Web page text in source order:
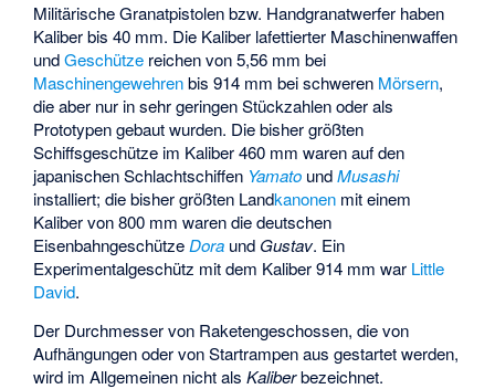
Militärische Granatpistolen bzw. Handgranatwerfer haben
Kaliber bis 40 mm. Die Kaliber lafettierter Maschinenwaffen
undGeschütze reichen von 5,56 mm bei
Maschinengewehrenbis 914 mm bei schweren Mörsern,
die aber nur in sehr geringen Stückzahlen oder als
Prototypen gebaut wurden. Die bisher größten
Schiffsgeschütze im Kaliber 460 mm waren auf den
japanischen Schlachtschiffen Yamato undMusashi
installiert; die bisher größten Landkanonen mit einem
Kaliber von 800 mm waren die deutschen
EisenbahngeschützeDora und Gustav. Ein
Experimentalgeschütz mit dem Kaliber 914 mm war Little
David.
Der Durchmesser von Raketengeschossen, die von
Aufhängungen oder von Startrampen aus gestartet werden,
wird im Allgemeinen nicht alsKaliberbezeichnet.